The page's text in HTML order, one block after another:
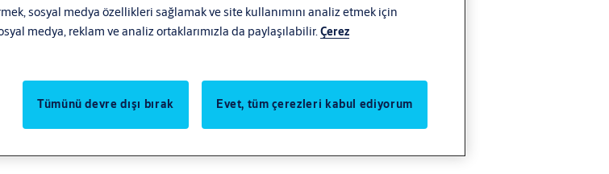
sosyal medya özellikleri sağlamak ve site kullanımını analiz etmek için
medya, reklam ve analiz ortaklarımızla da paylaşılabilir. Çerez
Tümünü devre dışı bırak Evet, tüm çerezleri kabul ediyorum